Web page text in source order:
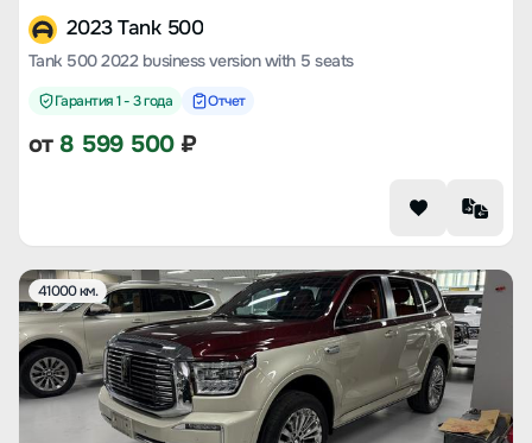
2023 Tank 500
Tank 500 2022 business version with 5 seats
Гарантия 1 - 3 года Отчет
от 8 599 500₽
41000 км.